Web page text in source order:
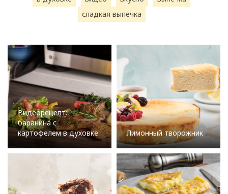
сладкая выпечка
Видеорецепт:
баранина с
картофелем в духовке
Лимонный творожник